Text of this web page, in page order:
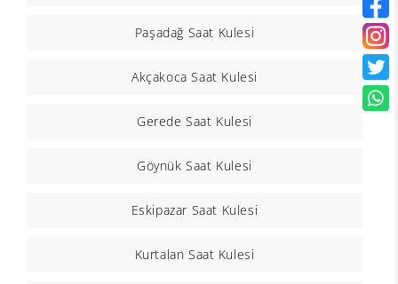
Paşadağ Saat Kulesi
Akçakoca Saat Kulesi
Gerede Saat Kulesi
Göynük Saat Kulesi
Eskipazar Saat Kulesi
Kurtalan Saat Kulesi